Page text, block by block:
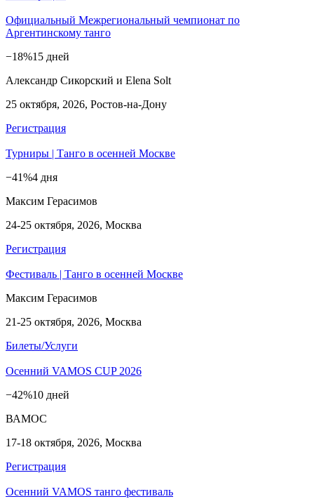
Официальный Межрегиональный чемпионат по
Аргентинскому танго
−18%15 дней
Александр Сикорский и Elena Solt
25 октября, 2026, Ростов-на-Дону
Регистрация
Турниры | Танго в осенней Москве
−41%4 дня
Максим Герасимов
24-25 октября, 2026, Москва
Регистрация
Фестиваль | Танго в осенней Москве
Максим Герасимов
21-25 октября, 2026, Москва
Билеты/Услуги
Осенний VAMOS CUP 2026
−42%10 дней
ВАМОС
17-18 октября, 2026, Москва
Регистрация
Осенний VAMOS танго фестиваль